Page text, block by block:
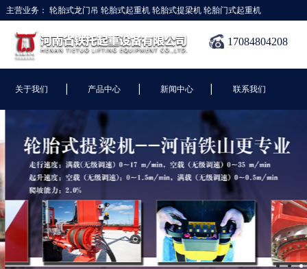
主营业务： 轮胎式龙门吊 轮胎式起重机轮胎式提梁机轮胎门式起重机
17084804208
关于我们 | 产品中心 | 新闻中心 | 联系我们